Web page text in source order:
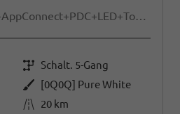
1.0 MPI Sitzheizung+AppConnect+PDC+LED+Touch+Lichtsensor+MultiLenkrad
Getriebe Schalt. 5-Gang
Außenfarbe
[0Q0Q] Pure White
Kilometerstand 20 km